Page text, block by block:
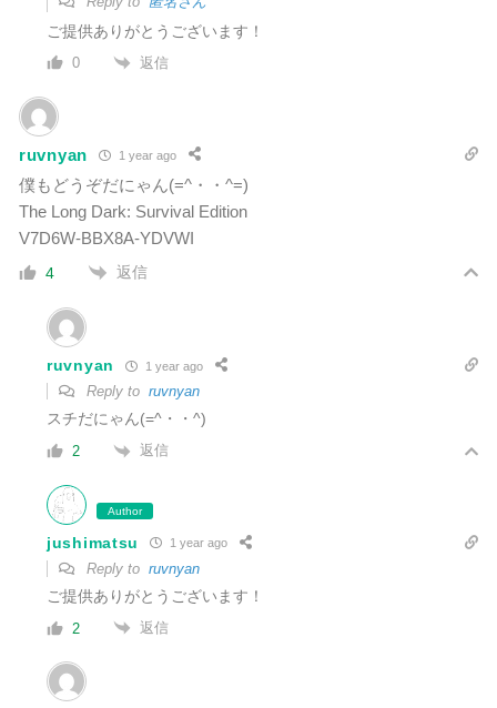
ご提供ありがとうございます！
0 返信
ruvnyan 1 year ago
僕もどうぞだにゃん(=^・・^=)
The Long Dark: Survival Edition
V7D6W-BBX8A-YDVWI
4 返信
ruvnyan 1 year ago
Reply to ruvnyan
スチだにゃん(=^・・^)
2 返信
Author
jushimatsu 1 year ago
Reply to ruvnyan
ご提供ありがとうございます！
2 返信